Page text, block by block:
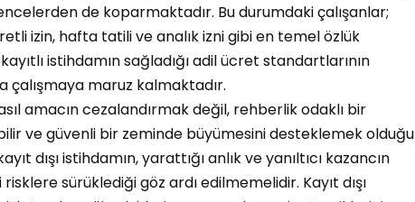
de koparmaktadır. Bu durumdaki çalışanlar;
izin, hafta tatili ve analık izni gibi en temel özlük
istihdamın sağladığı adil ücret standartlarının
çalışmaya maruz kalmaktadır.
amacın cezalandırmak değil, rehberlik odaklı bir
ve güvenli bir zeminde büyümesini desteklemek olduğu
dışı istihdamın, yarattığı anlık ve yanıltıcı kazancın
sürüklediği göz ardı edilmemelidir. Kayıt dışı